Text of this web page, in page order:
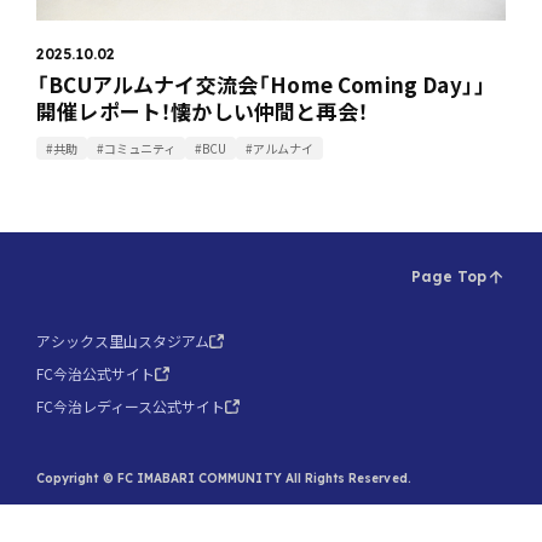
2025.10.02
「BCUアルムナイ交流会「Home Coming Day」」
開催レポート！懐かしい仲間と再会！
#共助 #コミュニティ #BCU #アルムナイ
Page Top
アシックス里山スタジアム
FC今治公式サイト
FC今治レディース公式サイト
Copyright © FC IMABARI COMMUNITY All Rights Reserved.